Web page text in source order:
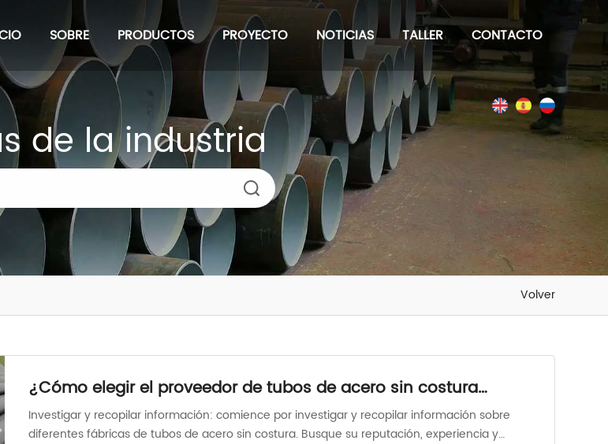
SOBRE PRODUCTOS PROYECTO NOTICIAS TALLER CONTACTO
de la industria
Volver
¿Cómo elegir el proveedor de tubos de acero sin costura
adecuado?
Investigar y recopilar información: comience por investigar y recopilar información sobre
diferentes fábricas de tubos de acero sin costura. Busque su reputación, experiencia y